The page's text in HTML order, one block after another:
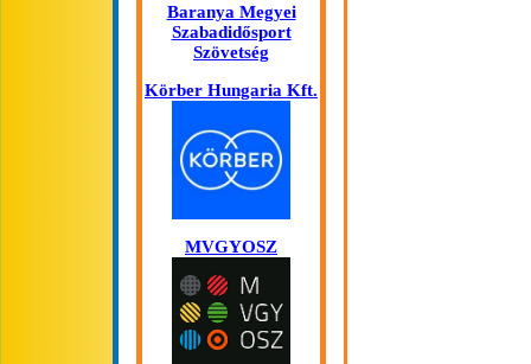
Baranya Megyei
Szabadidősport
Szövetség
Körber Hungaria Kft.
MVGYOSZ